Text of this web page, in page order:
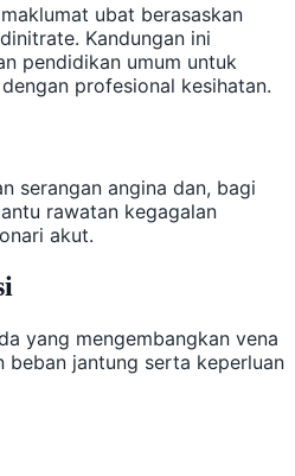
ubat berasaskan
Kandungan ini
pendidikan umum untuk
profesional kesihatan.
serangan angina dan, bagi
rawatan kegagalan
akut.
yang mengembangkan vena
beban jantung serta keperluan